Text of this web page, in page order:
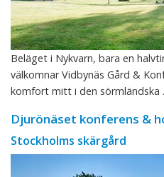
Beläget i Nykvarn, bara en
välkomnar Vidbynäs Gård &
komfort mitt i den sörmländska
Djurönäset konferens &
Stockholms skärgård